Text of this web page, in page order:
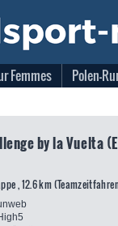
Femmes Polen-
by la Vuelta
, 12.6 km